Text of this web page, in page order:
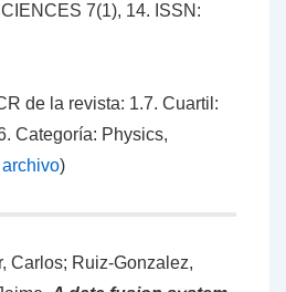
7(1), 14. ISSN:
de la revista: 1.7. Cuartil:
Categoría: Physics,
)
Carlos; Ruiz-Gonzalez,